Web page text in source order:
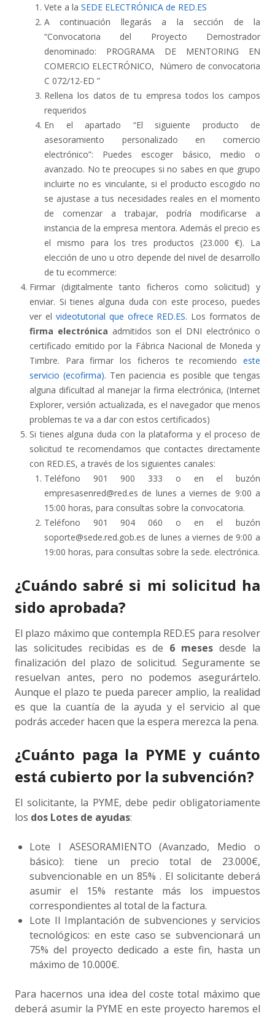
Vete a la SEDE ELECTRÓNICA de RED.ES
A continuación llegarás a la sección de la
“Convocatoria del Proyecto Demostrador
denominado: PROGRAMA DE MENTORING EN
COMERCIO ELECTRÓNICO, Número de convocatoria
C 072/12-ED ”
Rellena los datos de tu empresa todos los campos
requeridos
En el apartado “El siguiente producto de
asesoramiento personalizado en comercio
electrónico”: Puedes escoger básico, medio o
avanzado. No te preocupes si no sabes en que grupo
incluirte no es vinculante, si el producto escogido no
se ajustase a tus necesidades reales en el momento
de comenzar a trabajar, podría modificarse a
instancia de la empresa mentora. Además el precio es
el mismo para los tres productos (23.000 €). La
elección de uno u otro depende del nivel de desarrollo
de tu ecommerce:
Firmar (digitalmente tanto ficheros como solicitud) y
enviar. Si tienes alguna duda con este proceso, puedes
ver el videotutorial que ofrece RED.ES. Los formatos de
firma electrónica admitidos son el DNI electrónico o
certificado emitido por la Fábrica Nacional de Moneda y
Timbre. Para firmar los ficheros te recomiendo este
servicio (ecofirma). Ten paciencia es posible que tengas
alguna dificultad al manejar la firma electrónica, (Internet
Explorer, versión actualizada, es el navegador que menos
problemas te va a dar con estos certificados)
Si tienes alguna duda con la plataforma y el proceso de
solicitud te recomendamos que contactes directamente
con RED.ES, a través de los siguientes canales:
Teléfono 901 900 333 o en el buzón
empresasenred@red.es de lunes a viernes de 9:00 a
15:00 horas, para consultas sobre la convocatoria.
Teléfono 901 904 060 o en el buzón
soporte@sede.red.gob.es de lunes a viernes de 9:00 a
19:00 horas, para consultas sobre la sede. electrónica.
¿Cuándo sabré si mi solicitud ha
sido aprobada?
El plazo máximo que contempla RED.ES para resolver
las solicitudes recibidas es de 6 meses desde la
finalización del plazo de solicitud. Seguramente se
resuelvan antes, pero no podemos asegurártelo.
Aunque el plazo te pueda parecer amplio, la realidad
es que la cuantía de la ayuda y el servicio al que
podrás acceder hacen que la espera merezca la pena.
¿Cuánto paga la PYME y cuánto
está cubierto por la subvención?
El solicitante, la PYME, debe pedir obligatoriamente
los dos Lotes de ayudas:
Lote I ASESORAMIENTO (Avanzado, Medio o
básico): tiene un precio total de 23.000€,
subvencionable en un 85% . El solicitante deberá
asumir el 15% restante más los impuestos
correspondientes al total de la factura.
Lote II Implantación de subvenciones y servicios
tecnológicos: en este caso se subvencionará un
75% del proyecto dedicado a este fin, hasta un
máximo de 10.000€.
Para hacernos una idea del coste total máximo que
deberá asumir la PYME en este proyecto haremos el